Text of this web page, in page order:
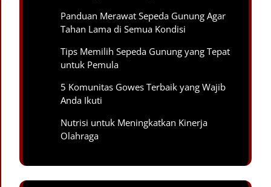
Panduan Merawat Sepeda Gunung Agar
Tahan Lama di Semua Kondisi
Tips Memilih Sepeda Gunung yang Tepat
untuk Pemula
5 Komunitas Gowes Terbaik yang Wajib
Anda Ikuti
Nutrisi untuk Meningkatkan Kinerja
Olahraga